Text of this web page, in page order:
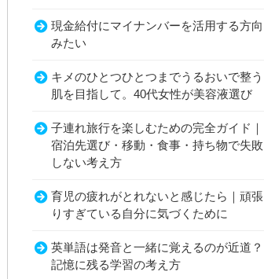
現金給付にマイナンバーを活用する方向
みたい
キメのひとつひとつまでうるおいで整う
肌を目指して。40代女性が美容液選び
子連れ旅行を楽しむための完全ガイド｜
宿泊先選び・移動・食事・持ち物で失敗
しない考え方
育児の疲れがとれないと感じたら｜頑張
りすぎている自分に気づくために
英単語は発音と一緒に覚えるのが近道？
記憶に残る学習の考え方